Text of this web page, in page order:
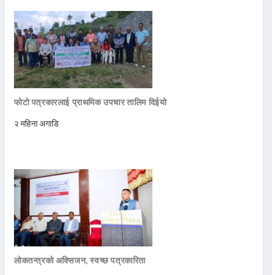
फोटो पत्रकारलाई प्राथमिक उपचार तालिम दिईयो
२ महिना अगाडि
लोकतन्त्रको अक्सिजन, स्वच्छ पत्रकारिता